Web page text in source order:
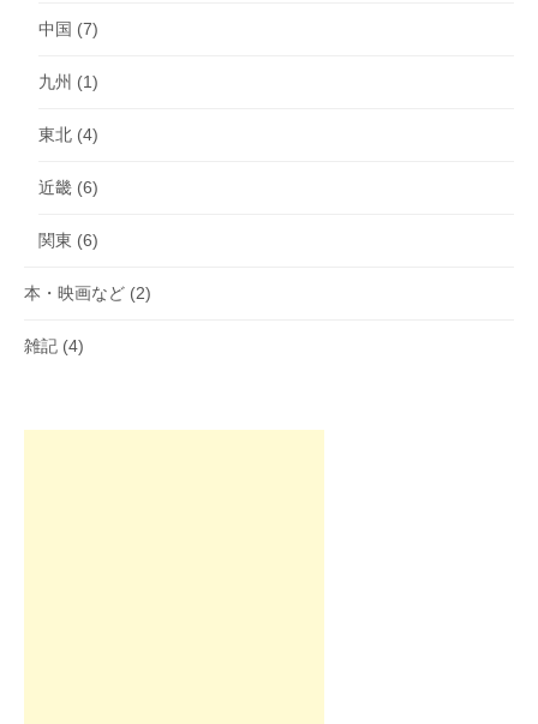
中国 (7)
九州 (1)
東北 (4)
近畿 (6)
関東 (6)
本・映画など (2)
雑記 (4)